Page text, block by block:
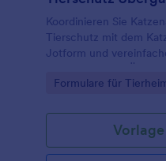
Koordinieren Sie
Tierschutz mit dem
Jotform und
Rückfragen und
Formular aus
Go to Category:
Formulare für